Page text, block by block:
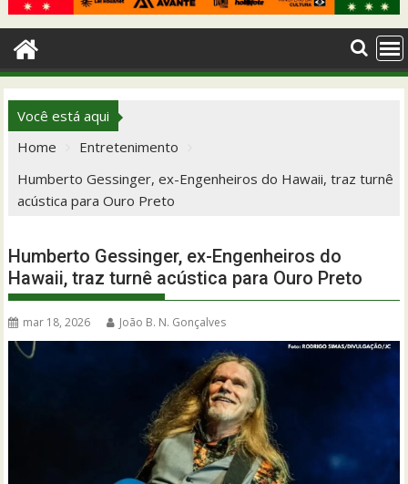
Você está aqui
Home
Entretenimento
Humberto Gessinger, ex-Engenheiros do Hawaii, traz turnê
acústica para Ouro Preto
Humberto Gessinger, ex-Engenheiros do
Hawaii, traz turnê acústica para Ouro Preto
mar 18, 2026 João B. N. Gonçalves